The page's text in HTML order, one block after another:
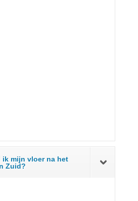
ik mijn vloer na het
Zuid?